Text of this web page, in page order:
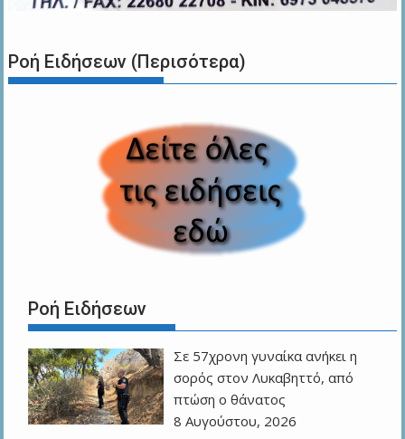
Ροή Ειδήσεων (Περισότερα)
Ροή Ειδήσεων
Σε 57χρονη γυναίκα ανήκει η
σορός στον Λυκαβηττό, από
πτώση ο θάνατος
8 Αυγούστου, 2026